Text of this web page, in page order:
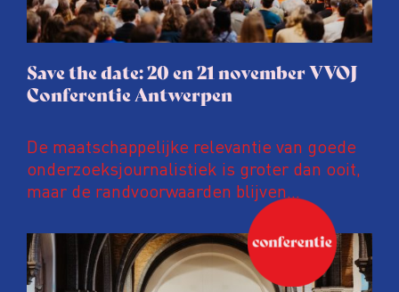
Save the date: 20 en 21 november VVOJ
Conferentie Antwerpen
De maatschappelijke relevantie van goede
onderzoeksjournalistiek is groter dan ooit,
maar de randvoorwaarden blijven
kwetsbaar. Tijdens de komende VVOJ
Conferentie duiken we in De
ongemakkelijke werkelijkheid: een eerlijke
en urgente blik op de staat van ons vak.